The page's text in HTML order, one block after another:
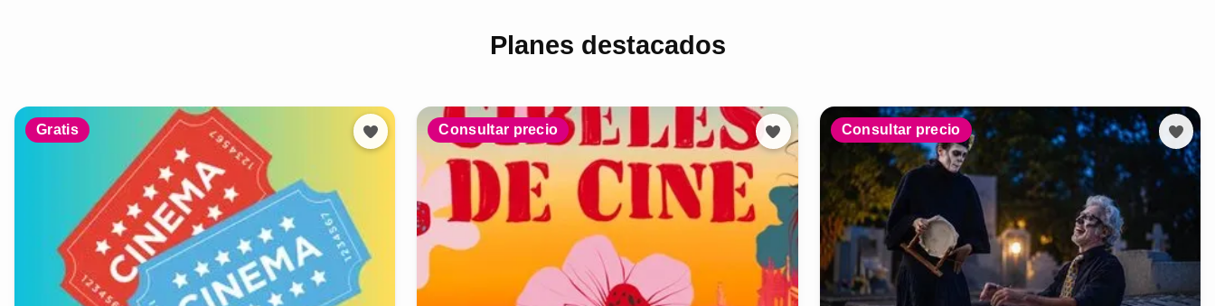
Planes destacados
Gratis Consultar precio Consultar precio